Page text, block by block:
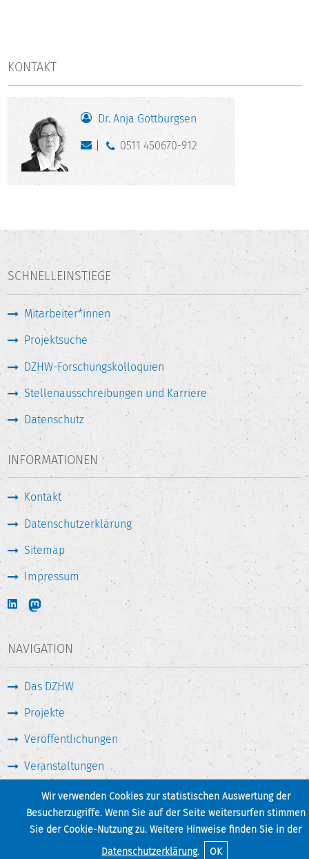
Wir verwenden Cookies zur statistischen Auswertung der
Besucherzugriffe. Wenn Sie auf der Seite weitersurfen stimmen
Sie der Cookie-Nutzung zu. Weitere Hinweise finden Sie in der
Datenschutzerklärung. OK
KONTAKT
Dr. Anja Gottburgsen
0511 450670-912
SCHNELLEINSTIEGE
Mitarbeiter*innen
Projektsuche
DZHW-Forschungskolloquien
Stellenausschreibungen und Karriere
Datenschutz
INFORMATIONEN
Kontakt
Datenschutzerklärung
Sitemap
Impressum
NAVIGATION
Das DZHW
Projekte
Veröffentlichungen
Veranstaltungen
Medien & Service
Zum Seitenanfang